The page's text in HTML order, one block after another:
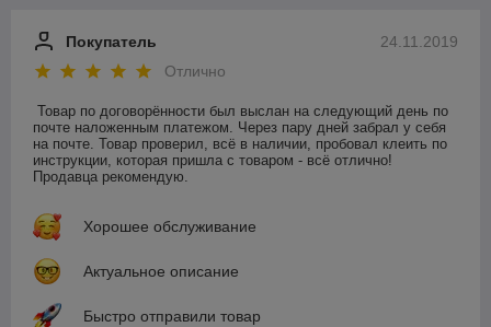
24.11.2019
Покупатель
Отлично
Товар по договорённости был выслан на следующий день по
почте наложенным платежом. Через пару дней забрал у себя
на почте. Товар проверил, всё в наличии, пробовал клеить по
инструкции, которая пришла с товаром - всё отлично!
Продавца рекомендую.
Хорошее обслуживание
Актуальное описание
Быстро отправили товар